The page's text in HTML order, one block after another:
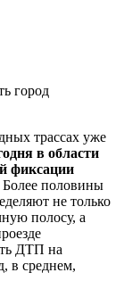
город
трассах уже
в области
фиксации
Более половины
не только
полосу, а
ДТП на
в среднем,